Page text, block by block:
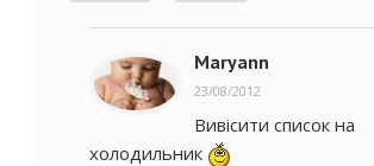
Maryann
23/08/2012
Вивісити список на
холодильник